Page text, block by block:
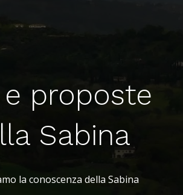
proposte
Sabina
la conoscenza della Sabina